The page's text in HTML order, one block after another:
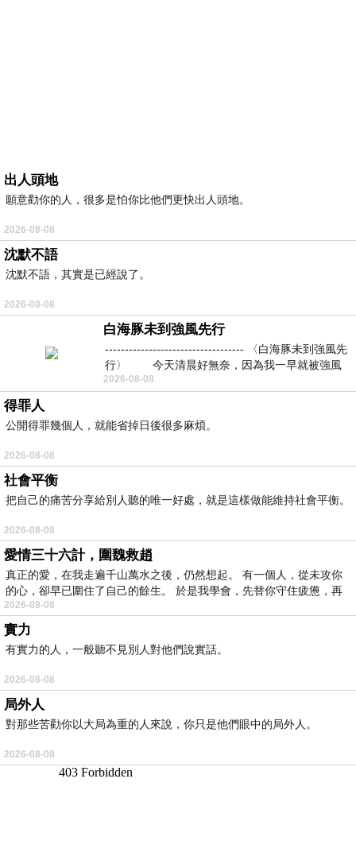
出人頭地
願意勸你的人，很多是怕你比他們更快出人頭地。
2026-08-08
沈默不語
沈默不語，其實是已經說了。
2026-08-08
白海豚未到強風先行
----------------------------------- 〈白海豚未到強風先
行〉 今天清晨好無奈，因為我一早就被強風
2026-08-08
得罪人
公開得罪幾個人，就能省掉日後很多麻煩。
2026-08-08
社會平衡
把自己的痛苦分享給別人聽的唯一好處，就是這樣做能維持社會平衡。
2026-08-08
愛情三十六計，圍魏救趙
真正的愛，在我走遍千山萬水之後，仍然想起。 有一個人，從未攻你
的心，卻早已圍住了自己的餘生。 於是我學會，先替你守住疲憊，再
2026-08-08
實力
有實力的人，一般聽不見別人對他們說實話。
2026-08-08
局外人
對那些苦勸你以大局為重的人來說，你只是他們眼中的局外人。
2026-08-08